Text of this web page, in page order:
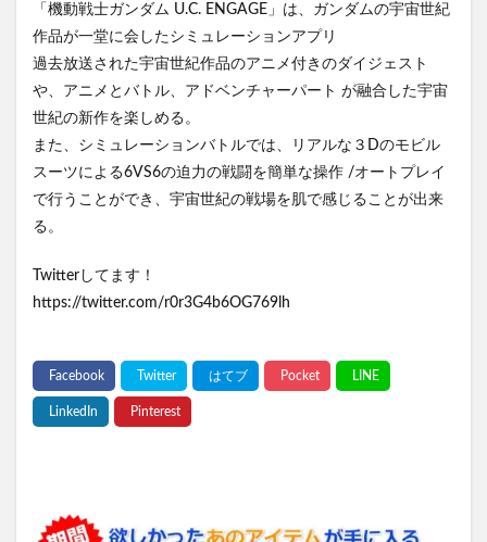
「機動戦士ガンダム U.C. ENGAGE」は、ガンダムの宇宙世紀
作品が一堂に会したシミュレーションアプリ
過去放送された宇宙世紀作品のアニメ付きのダイジェスト
や、アニメとバトル、アドベンチャーパート が融合した宇宙
世紀の新作を楽しめる。
また、シミュレーションバトルでは、リアルな３Dのモビル
スーツによる6VS6の迫力の戦闘を簡単な操作 /オートプレイ
で行うことができ、宇宙世紀の戦場を肌で感じることが出来
る。
Twitterしてます！
https://twitter.com/r0r3G4b6OG769lh